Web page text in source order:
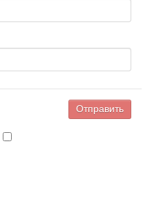
Отправить